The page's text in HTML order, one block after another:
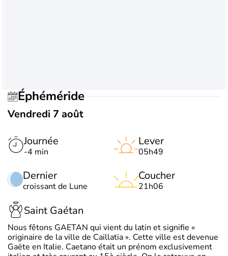
Éphéméride
Vendredi 7 août
Journée
-4 min
Dernier
croissant de Lune
Lever
05h49
Coucher
21h06
Saint Gaétan
Nous fêtons GAETAN qui vient du latin et signifie «
originaire de la ville de Caillatia ». Cette ville est devenue
Gaëte en Italie. Caetano était un prénom exclusivement